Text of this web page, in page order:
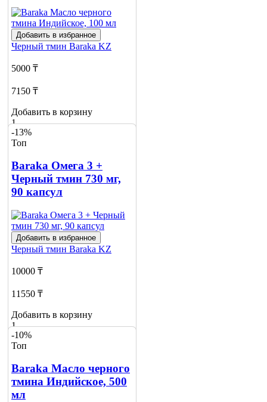
Добавить в избранное
Черный тмин Baraka KZ
5000 ₸
7150 ₸
Добавить в корзину
1
-13%
Топ
Baraka Омега 3 +
Черный тмин 730 мг,
90 капсул
Добавить в избранное
Черный тмин Baraka KZ
10000 ₸
11550 ₸
Добавить в корзину
1
-10%
Топ
Baraka Масло черного
тмина Индийское, 500
мл